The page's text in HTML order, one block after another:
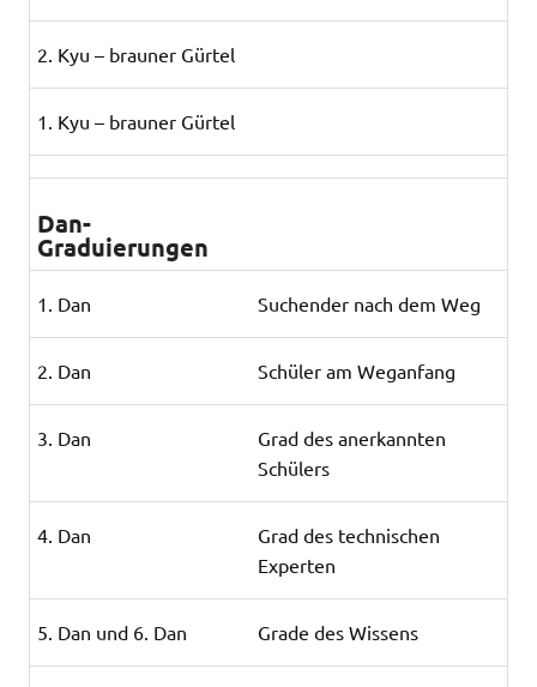
2. Kyu – brauner Gürtel
1. Kyu – brauner Gürtel
Dan-
Graduierungen
1. Dan Suchender nach dem Weg
2. Dan Schüler am Weganfang
3. Dan
Grad des anerkannten
Schülers
4. Dan
Grad des technischen
Experten
5. Dan und 6. Dan Grade des Wissens